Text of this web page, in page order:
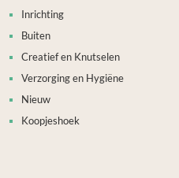
Inrichting
Buiten
Creatief en Knutselen
Verzorging en Hygiëne
Nieuw
Koopjeshoek